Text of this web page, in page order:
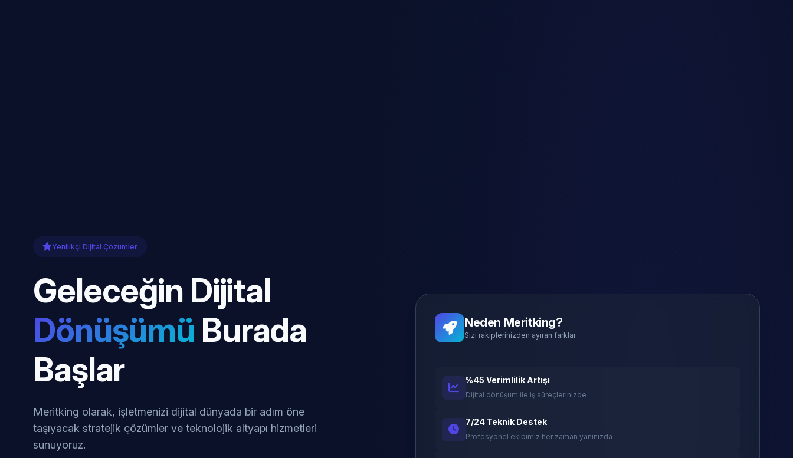
Yenilikçi Dijital Çözümler
Geleceğin Dijital
Dönüşümü Burada
Başlar
Meritking olarak, işletmenizi dijital dünyada bir adım öne
taşıyacak stratejik çözümler ve teknolojik altyapı hizmetleri
sunuyoruz.
Neden Meritking?
Sizi rakiplerinizden ayıran farklar
%45 Verimlilik Artışı
Dijital dönüşüm ile iş süreçlerinizde
7/24 Teknik Destek
Profesyonel ekibimiz her zaman yanınızda